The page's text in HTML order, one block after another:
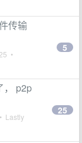
传输
•
5
， p2p
• Lastly
25